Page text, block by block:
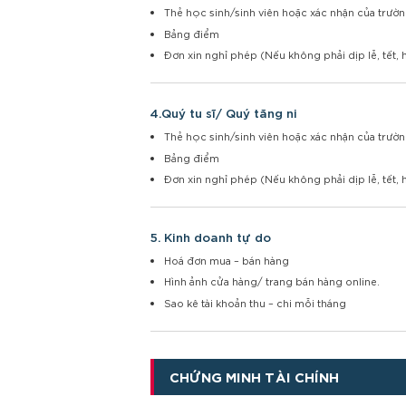
Thẻ học sinh/sinh viên hoặc xác nhận của
Bảng điểm
Đơn xin nghỉ phép (Nếu không phải dịp lễ, tết,
4.Quý tu sĩ/ Quý tăng ni
Thẻ học sinh/sinh viên hoặc xác nhận của
Bảng điểm
Đơn xin nghỉ phép (Nếu không phải dịp lễ, tết,
5. Kinh doanh tự do
Hoá đơn mua – bán hàng
Hình ảnh cửa hàng/ trang bán hàng online.
Sao kê tài khoản thu – chi mỗi tháng
CHỨNG MINH TÀI CHÍNH